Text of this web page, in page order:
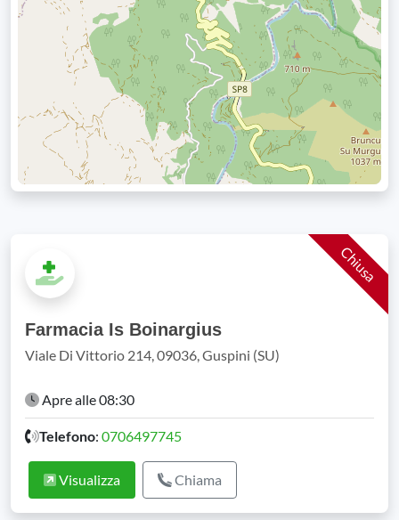
Farmacia Is Boinargius
Viale Di Vittorio 214, 09036, Guspini (SU)
Chiusa
Apre alle 08:30
Telefono: 0706497745
Visualizza Chiama